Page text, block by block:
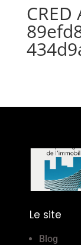
Le site
Blog